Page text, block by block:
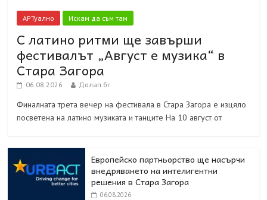
АРТуално Искам да съм там
С латино ритми ще завърши
фестивалът „Август е музика“ в
Стара Загора
06.08.2026 Долап.бг
Финалната трета вечер на фестивала в Стара Загора е изцяло
посветена на латино музиката и танците На 10 август от
Европейско партньорство ще насърчи
внедряването на интелигентни
решения в Стара Загора
06.08.2026